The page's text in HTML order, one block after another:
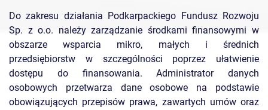
Do zakresu działania Podkarpackiego Fundusz Rozwoju
Sp. z o.o. należy zarządzanie środkami finansowymi w
obszarze wsparcia mikro, małych i średnich
przedsiębiorstw w szczególności poprzez ułatwienie
dostępu do finansowania. Administrator danych
osobowych przetwarza dane osobowe na podstawie
obowiązujących przepisów prawa, zawartych umów oraz